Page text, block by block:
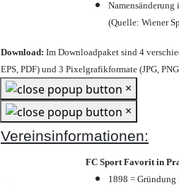
(Quelle: Wiener
Download: Im Downloadpaket sind 4
EPS, PDF) und 3 Pixelgrafikformate (JPG,
×
×
Vereinsinformationen:
FC Sport Favorit in
1898 =